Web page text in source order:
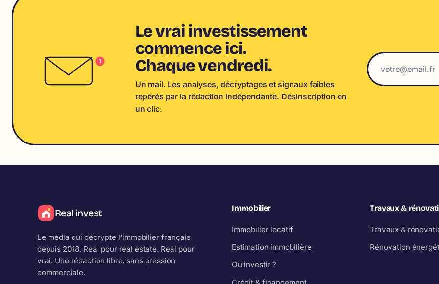
1
Le vrai investissement
commence ici.
Chaque vendredi.
Un mail. Les analyses, décryptages et signaux faibles
repérés par la rédaction indépendante. Désinscription en
un clic.
Real invest
Le média qui décrypte l'immobilier français
depuis 2018. Real pour real estate. Real pour
vrai. Une rédaction libre, sans pression
commerciale.
Immobilier
Immobilier locatif
Estimation immobilière
Ou investir ?
Travaux &
Travaux &
Rénovation